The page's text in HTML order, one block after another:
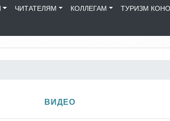
ЧИТАТЕЛЯМ КОЛЛЕГАМ
ТУРИЗМ
ВИДЕО